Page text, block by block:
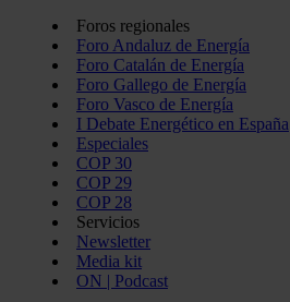
Foros regionales
Foro Andaluz de Energía
Foro Catalán de Energía
Foro Gallego de Energía
Foro Vasco de Energía
I Debate Energético en España
Especiales
COP 30
COP 29
COP 28
Servicios
Newsletter
Media kit
ON | Podcast